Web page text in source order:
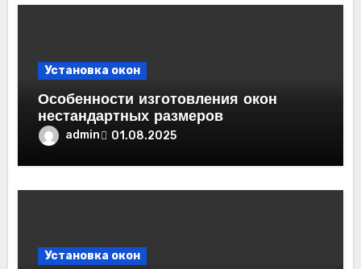
Установка окон
Особенности изготовления окон
нестандартных размеров
admin 01.08.2025
Установка окон